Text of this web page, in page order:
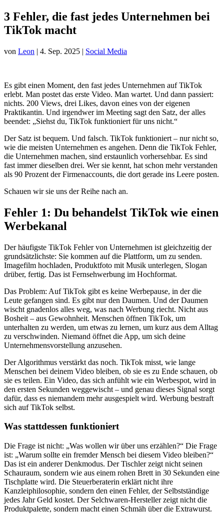
3 Fehler, die fast jedes Unternehmen bei
TikTok macht
von Leon | 4. Sep. 2025 | Social Media
Es gibt einen Moment, den fast jedes Unternehmen auf TikTok
erlebt. Man postet das erste Video. Man wartet. Und dann passiert:
nichts. 200 Views, drei Likes, davon eines von der eigenen
Praktikantin. Und irgendwer im Meeting sagt den Satz, der alles
beendet: „Siehst du, TikTok funktioniert für uns nicht.“
Der Satz ist bequem. Und falsch. TikTok funktioniert – nur nicht so,
wie die meisten Unternehmen es angehen. Denn die TikTok Fehler,
die Unternehmen machen, sind erstaunlich vorhersehbar. Es sind
fast immer dieselben drei. Wer sie kennt, hat schon mehr verstanden
als 90 Prozent der Firmenaccounts, die dort gerade ins Leere posten.
Schauen wir sie uns der Reihe nach an.
Fehler 1: Du behandelst TikTok wie einen
Werbekanal
Der häufigste TikTok Fehler von Unternehmen ist gleichzeitig der
grundsätzlichste: Sie kommen auf die Plattform, um zu senden.
Imagefilm hochladen, Produktfoto mit Musik unterlegen, Slogan
drüber, fertig. Das ist Fernsehwerbung im Hochformat.
Das Problem: Auf TikTok gibt es keine Werbepause, in der die
Leute gefangen sind. Es gibt nur den Daumen. Und der Daumen
wischt gnadenlos alles weg, was nach Werbung riecht. Nicht aus
Bosheit – aus Gewohnheit. Menschen öffnen TikTok, um
unterhalten zu werden, um etwas zu lernen, um kurz aus dem Alltag
zu verschwinden. Niemand öffnet die App, um sich deine
Unternehmensvorstellung anzusehen.
Der Algorithmus verstärkt das noch. TikTok misst, wie lange
Menschen bei deinem Video bleiben, ob sie es zu Ende schauen, ob
sie es teilen. Ein Video, das sich anfühlt wie ein Werbespot, wird in
den ersten Sekunden weggewischt – und genau dieses Signal sorgt
dafür, dass es niemandem mehr ausgespielt wird. Werbung bestraft
sich auf TikTok selbst.
Was stattdessen funktioniert
Die Frage ist nicht: „Was wollen wir über uns erzählen?“ Die Frage
ist: „Warum sollte ein fremder Mensch bei diesem Video bleiben?“
Das ist ein anderer Denkmodus. Der Tischler zeigt nicht seinen
Schauraum, sondern wie aus einem rohen Brett in 30 Sekunden eine
Tischplatte wird. Die Steuerberaterin erklärt nicht ihre
Kanzleiphilosophie, sondern den einen Fehler, der Selbstständige
jedes Jahr Geld kostet. Der Selchwaren-Hersteller zeigt nicht die
Produktpalette, sondern macht einen Schmäh über die Extrawurst.